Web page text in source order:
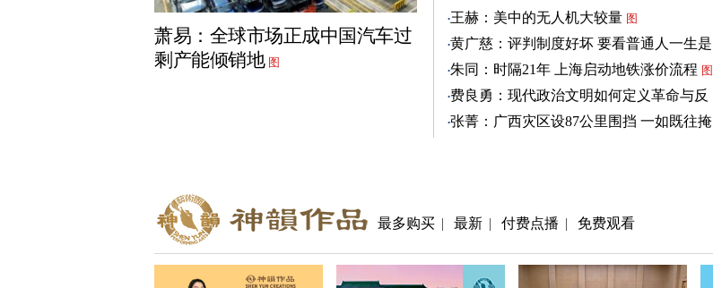
萧易：全球市场正成中国汽车过
剩产能倾销地 图
有刘志丹 图
王赫：美中的无人机大较量 图
黄广慈：评判制度好坏 要看普通人一生是
否安稳
图
朱同：时隔21年 上海启动地铁涨价流程 图
费良勇：现代政治文明如何定义革命与反
革命
图
张菁：广西灾区设87公里围挡 一如既往掩
最多购买 | 最新 | 付费点播 | 免费观看